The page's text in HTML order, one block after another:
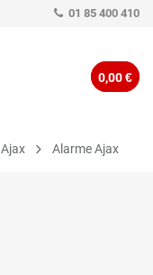
01 85 400 410
0,00 €
Ajax Alarme Ajax